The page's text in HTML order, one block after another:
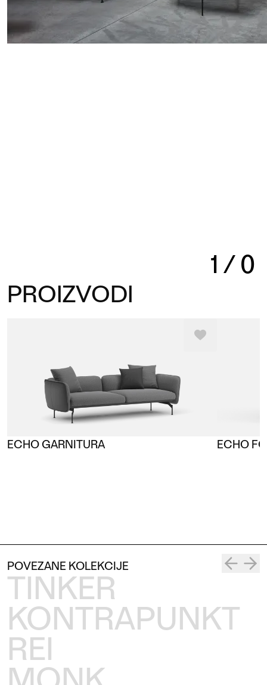
1 / 0
PROIZVODI
ECHO GARNITURA ECHO
POVEZANE KOLEKCIJE
TINKER
KONTRAPUNKT
REI